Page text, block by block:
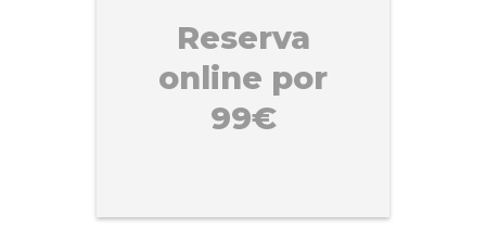
Reserva
online por
99€